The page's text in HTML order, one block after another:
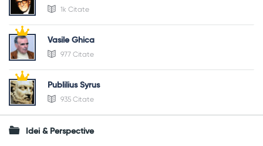
1k Citate
Vasile Ghica
977 Citate
Publilius Syrus
935 Citate
Idei & Perspective